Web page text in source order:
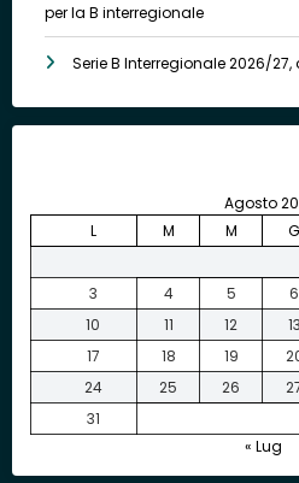
per la B interregionale
Serie B Interregionale 2026/
Agosto
L
M M G
3
4 5 6
10
11 12 13
17
18 19
24
25 26
31
« Lug